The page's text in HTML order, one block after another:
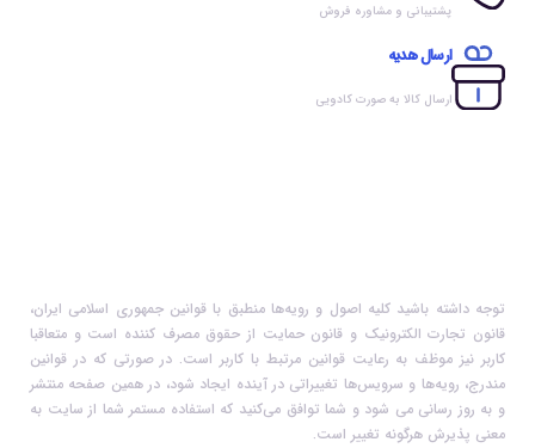
پشتیبانی و مشاوره فروش
ارسال هدیه
ارسال کالا به صورت کادویی
توجه داشته باشید کلیه اصول و رویه‏‌ها منطبق با قوانین جمهوری اسلامی ایران،
قانون تجارت الکترونیک و قانون حمایت از حقوق مصرف کننده است و متعاقبا
کاربر نیز موظف به رعایت قوانین مرتبط با کاربر است. در صورتی که در قوانین
مندرج، رویه‏‌ها و سرویس‏‌ها تغییراتی در آینده ایجاد شود، در همین صفحه منتشر
و به روز رسانی می شود و شما توافق می‏‌کنید که استفاده مستمر شما از سایت به
معنی پذیرش هرگونه تغییر است.